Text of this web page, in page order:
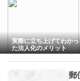
実際に立ち上げてわかっ
た法人化のメリット
郵